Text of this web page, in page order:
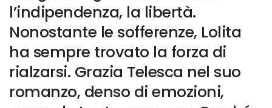
l’indipendenza, la libertà.
Nonostante le sofferenze, Lolita
ha sempre trovato la forza di
rialzarsi. Grazia Telesca nel suo
romanzo, denso di emozioni,